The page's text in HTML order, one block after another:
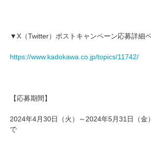
▼X（Twitter）ポストキャンペーン応募詳細
https://www.kadokawa.co.jp/topics/11742/
【応募期間】
2024年4月30日（火）～2024年5月31日（金
で